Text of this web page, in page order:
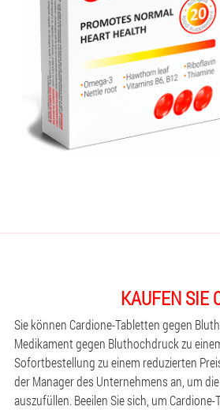
KAUFEN SIE
Sie können Cardione-Tabletten gegen
Medikament gegen Bluthochdruck zu
Sofortbestellung zu einem reduzierten
der Manager des Unternehmens an, um
auszufüllen. Beeilen Sie sich, um